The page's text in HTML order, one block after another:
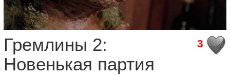
3
Гремлины 2:
Новенькая партия